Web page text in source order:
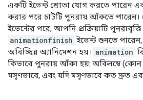
একটি ইভেন্ট শ্রোতা যোগ করতে পারেন
করার পরে চার্টটি পুনরায় আঁকতে পারেন।
ইভেন্টের পরে, আপনি প্রক্রিয়াটি
animationfinish ইভেন্ট শুনতে
অবিচ্ছিন্ন অ্যানিমেশন হয়। animation
কিভাবে পুনরায় আঁকা হয়: অবিলম্বে (কোন
মসৃণভাবে, এবং যদি মসৃণভাবে কত দ্রুত